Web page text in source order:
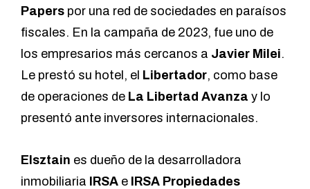
Papers por una red de sociedades en paraísos
fiscales. En la campaña de 2023, fue uno de
los empresarios más cercanos a Javier Milei.
Le prestó su hotel, el Libertador, como base
de operaciones de La Libertad Avanza y lo
presentó ante inversores internacionales.
Elsztain es dueño de la desarrolladora
inmobiliaria IRSA e IRSA Propiedades